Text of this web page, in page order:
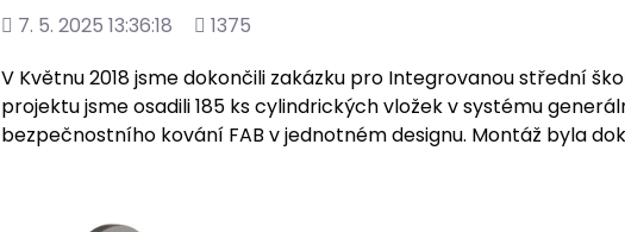
Přidáno
7. 5. 2025 13:36:18
Počet
1375
V Květnu 2018 jsme dokončili zakázku pro Integrovanou střední
projektu jsme osadili 185 ks cylindrických vložek v systému
bezpečnostního kování FAB v jednotném designu. Montáž byla